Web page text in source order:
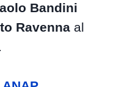
Bandini
Ravenna al
.